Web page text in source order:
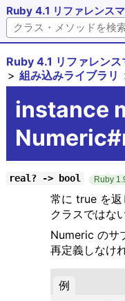
Ruby 4.1 リファレンス
Ruby 4.1 リファレンス
組み込みライブラリ
instance
real? -> bool Ruby
常に true を返
クラスではな
Numeric のサ
再定義しなけ
例